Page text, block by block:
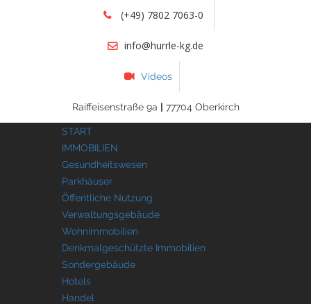
(+49) 7802 7063-0
info@hurrle-kg.de
Videos
Raiffeisenstraße 9a | 77704 Oberkirch
START
IMMOBILIEN
Gesundheitswesen
Parkhäuser
Öffentliche Nutzung
Verwaltungsgebäude
Wohnimmobilien
Denkmalgeschützte Immobilien
Sondergebäude
Hotels
Handel